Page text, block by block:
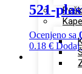
Kape
521-
Ocenjeno sa
0.18 € Dodaj